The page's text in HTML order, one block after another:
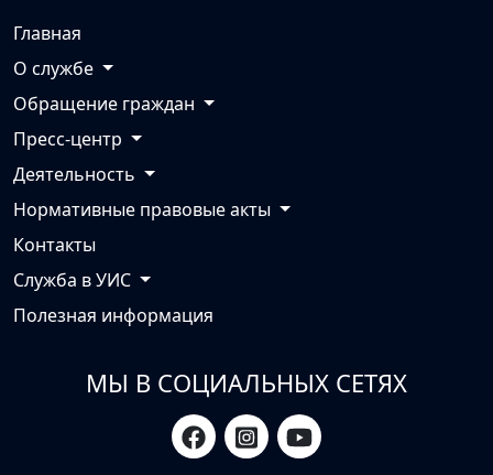
Главная
О службе
Обращение граждан
Пресс-центр
Деятельность
Нормативные правовые акты
Контакты
Служба в УИС
Полезная информация
МЫ В СОЦИАЛЬНЫХ СЕТЯХ